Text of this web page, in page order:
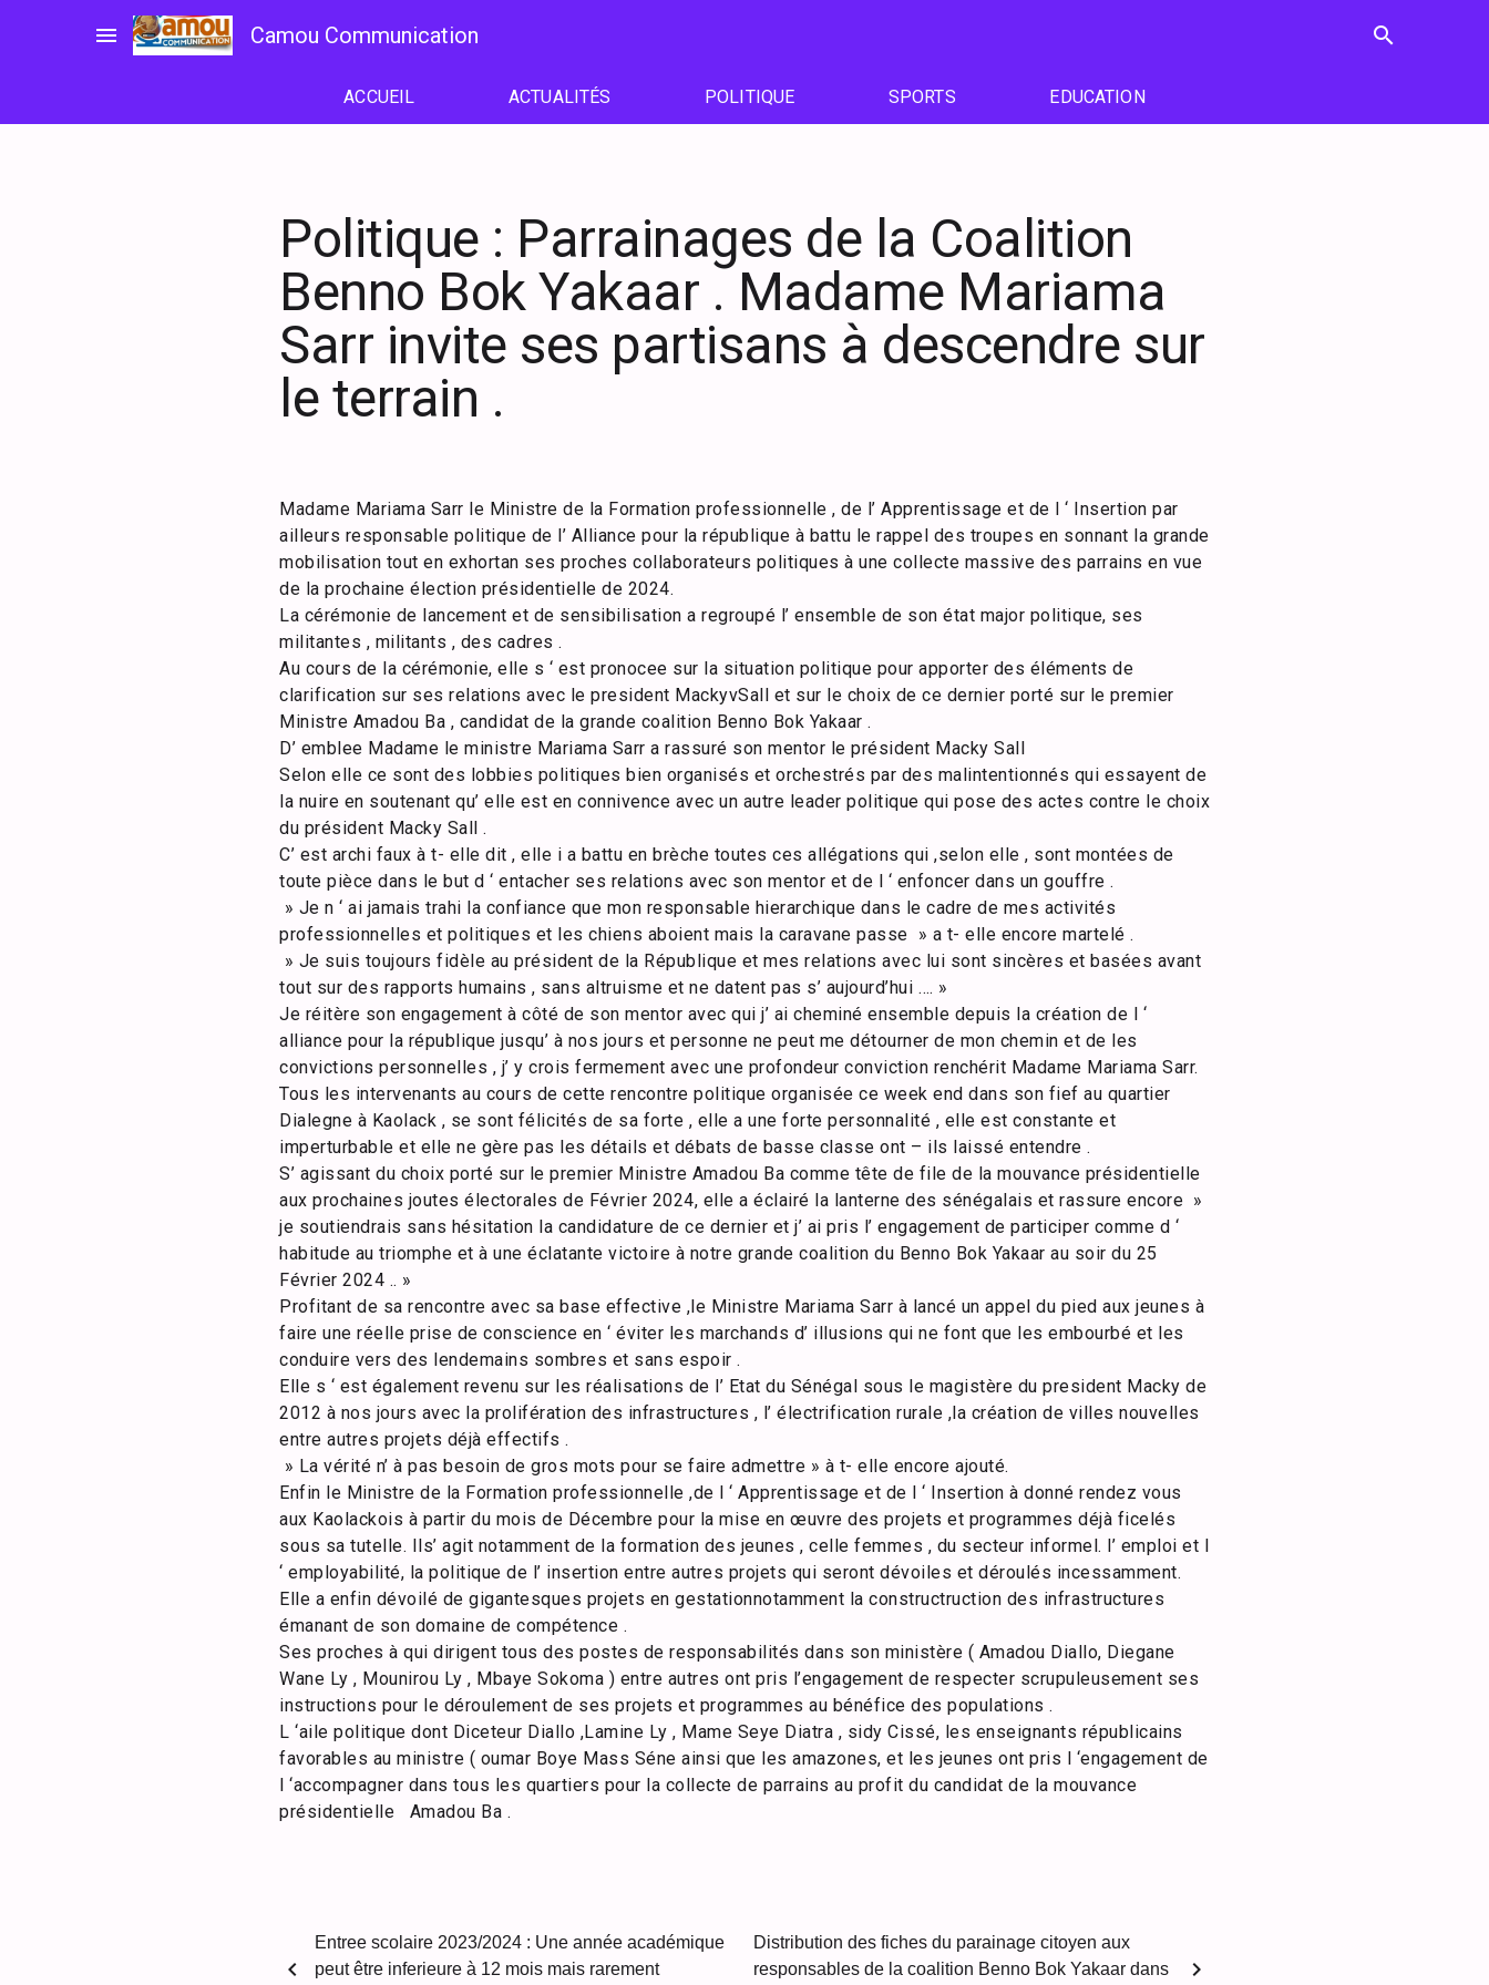
menu Camou Communication search
ACCUEIL ACTUALITÉS POLITIQUE SPORTS EDUCATION
Politique : Parrainages de la Coalition
Benno Bok Yakaar . Madame Mariama
Sarr invite ses partisans à descendre sur
le terrain .
Madame Mariama Sarr le Ministre de la Formation professionnelle , de l’ Apprentissage et de l ‘ Insertion par
ailleurs responsable politique de l’ Alliance pour la république à battu le rappel des troupes en sonnant la grande
mobilisation tout en exhortan ses proches collaborateurs politiques à une collecte massive des parrains en vue
de la prochaine élection présidentielle de 2024.
La cérémonie de lancement et de sensibilisation a regroupé l’ ensemble de son état major politique, ses
militantes , militants , des cadres .
Au cours de la cérémonie, elle s ‘ est pronocee sur la situation politique pour apporter des éléments de
clarification sur ses relations avec le president MackyvSall et sur le choix de ce dernier porté sur le premier
Ministre Amadou Ba , candidat de la grande coalition Benno Bok Yakaar .
D’ emblee Madame le ministre Mariama Sarr a rassuré son mentor le président Macky Sall
Selon elle ce sont des lobbies politiques bien organisés et orchestrés par des malintentionnés qui essayent de
la nuire en soutenant qu’ elle est en connivence avec un autre leader politique qui pose des actes contre le choix
du président Macky Sall .
C’ est archi faux à t- elle dit , elle i a battu en brèche toutes ces allégations qui ,selon elle , sont montées de
toute pièce dans le but d ‘ entacher ses relations avec son mentor et de l ‘ enfoncer dans un gouffre .
» Je n ‘ ai jamais trahi la confiance que mon responsable hierarchique dans le cadre de mes activités
professionnelles et politiques et les chiens aboient mais la caravane passe » a t- elle encore martelé .
» Je suis toujours fidèle au président de la République et mes relations avec lui sont sincères et basées avant
tout sur des rapports humains , sans altruisme et ne datent pas s’ aujourd’hui …. »
Je réitère son engagement à côté de son mentor avec qui j’ ai cheminé ensemble depuis la création de l ‘
alliance pour la république jusqu’ à nos jours et personne ne peut me détourner de mon chemin et de les
convictions personnelles , j’ y crois fermement avec une profondeur conviction renchérit Madame Mariama Sarr.
Tous les intervenants au cours de cette rencontre politique organisée ce week end dans son fief au quartier
Dialegne à Kaolack , se sont félicités de sa forte , elle a une forte personnalité , elle est constante et
imperturbable et elle ne gère pas les détails et débats de basse classe ont – ils laissé entendre .
S’ agissant du choix porté sur le premier Ministre Amadou Ba comme tête de file de la mouvance présidentielle
aux prochaines joutes électorales de Février 2024, elle a éclairé la lanterne des sénégalais et rassure encore »
je soutiendrais sans hésitation la candidature de ce dernier et j’ ai pris l’ engagement de participer comme d ‘
habitude au triomphe et à une éclatante victoire à notre grande coalition du Benno Bok Yakaar au soir du 25
Février 2024 .. »
Profitant de sa rencontre avec sa base effective ,le Ministre Mariama Sarr à lancé un appel du pied aux jeunes à
faire une réelle prise de conscience en ‘ éviter les marchands d’ illusions qui ne font que les embourbé et les
conduire vers des lendemains sombres et sans espoir .
Elle s ‘ est également revenu sur les réalisations de l’ Etat du Sénégal sous le magistère du president Macky de
2012 à nos jours avec la prolifération des infrastructures , l’ électrification rurale ,la création de villes nouvelles
entre autres projets déjà effectifs .
» La vérité n’ à pas besoin de gros mots pour se faire admettre » à t- elle encore ajouté.
Enfin le Ministre de la Formation professionnelle ,de l ‘ Apprentissage et de l ‘ Insertion à donné rendez vous
aux Kaolackois à partir du mois de Décembre pour la mise en œuvre des projets et programmes déjà ficelés
sous sa tutelle. Ils’ agit notamment de la formation des jeunes , celle femmes , du secteur informel. l’ emploi et l
‘ employabilité, la politique de l’ insertion entre autres projets qui seront dévoiles et déroulés incessamment.
Elle a enfin dévoilé de gigantesques projets en gestationnotamment la constructruction des infrastructures
émanant de son domaine de compétence .
Ses proches à qui dirigent tous des postes de responsabilités dans son ministère ( Amadou Diallo, Diegane
Wane Ly , Mounirou Ly , Mbaye Sokoma ) entre autres ont pris l’engagement de respecter scrupuleusement ses
instructions pour le déroulement de ses projets et programmes au bénéfice des populations .
L ‘aile politique dont Diceteur Diallo ,Lamine Ly , Mame Seye Diatra , sidy Cissé, les enseignants républicains
favorables au ministre ( oumar Boye Mass Séne ainsi que les amazones, et les jeunes ont pris l ‘engagement de
l ‘accompagner dans tous les quartiers pour la collecte de parrains au profit du candidat de la mouvance
présidentielle Amadou Ba .
chevron_left
Entree scolaire 2023/2024 : Une année académique
peut être inferieure à 12 mois mais rarement
Distribution des fiches du parainage citoyen aux
responsables de la coalition Benno Bok Yakaar dans
chevron_right